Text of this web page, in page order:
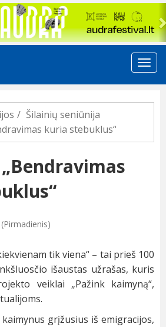
Šilainių seniūnija
kuria stebuklus“
tik viena“ – tai prieš 100
išaustas užrašas, kuris
veiklai „Pažink kaimyną“,
grįžusius iš emigracijos,